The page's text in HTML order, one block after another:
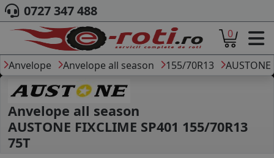
ACASA
DESPRE NOI
ANVELOPE
AUTO
CAMION
MOTO
0727 347 488
0
Anvelope Anvelope all season 155/70R13 AUSTONE
Anvelope all season
AUSTONE FIXCLIME SP401 155/70R13
75T